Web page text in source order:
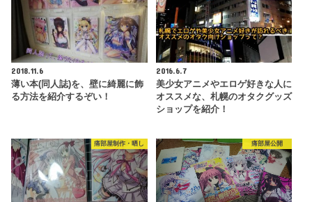
2018.11.6
薄い本(同人誌)を、壁に綺麗に飾
る方法を紹介するぞい！
2016.6.7
美少女アニメやエロゲ好きな人に
オススメな、札幌のオタクグッズ
ショップを紹介！
痛部屋制作・晒し 痛部屋公開